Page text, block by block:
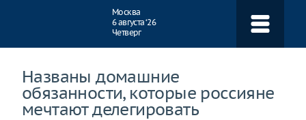
Москва
6 августа ‘26
Четверг
Названы домашние
обязанности, которые россияне
мечтают делегировать